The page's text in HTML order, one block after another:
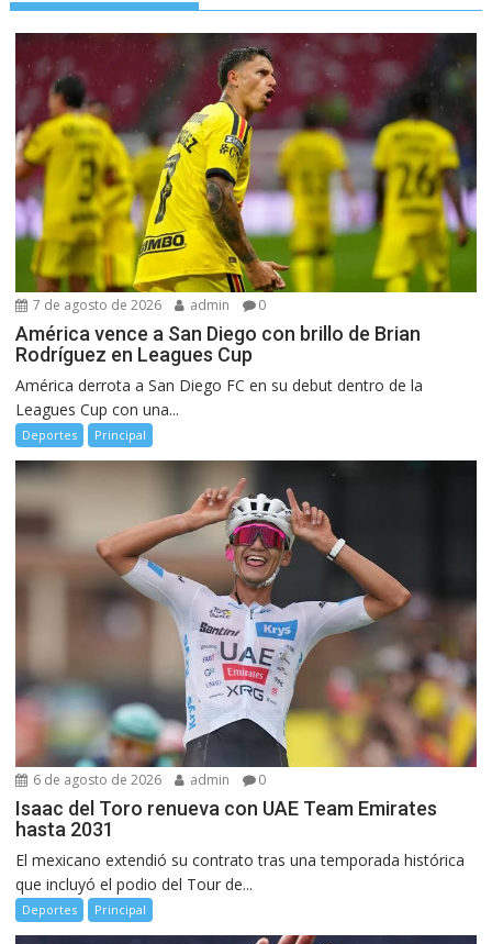
7 de agosto de 2026 admin 0
América vence a San Diego con brillo de Brian
Rodríguez en Leagues Cup
América derrota a San Diego FC en su debut dentro de la
Leagues Cup con una...
Deportes Principal
6 de agosto de 2026 admin 0
Isaac del Toro renueva con UAE Team Emirates
hasta 2031
El mexicano extendió su contrato tras una temporada histórica
que incluyó el podio del Tour de...
Deportes Principal